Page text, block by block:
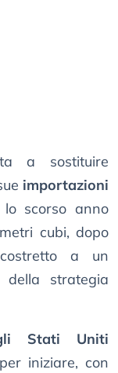
a sostituire
importazioni
scorso anno
cubi, dopo
a un
della strategia
Stati Uniti
iniziare, con